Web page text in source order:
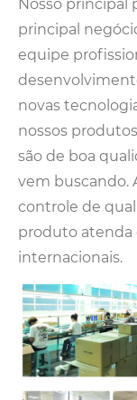
Nosso principal
principal
equipe
novas
nossos
são de boa
vem buscando.
controle de
produto atenda
internacionais.